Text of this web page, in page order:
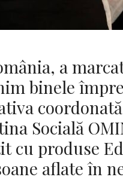
a
binele
Socială
cu produse
aflate în